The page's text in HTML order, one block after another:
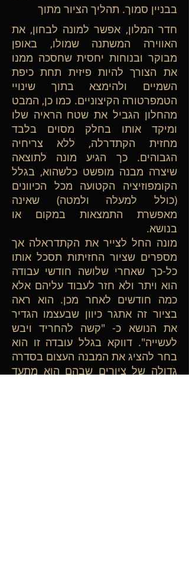
בבניין סמוך. תהליך הציור מתוך
חדר המלון, אפשר למונה לבחון, את
האווירה המשתנה שמולו, באופן
מבוקר ובנוחות יחסית שחסכה ממנו
את הצורך להיות פיזית תחת כיפת
השמיים ולהימצא בתוך שינויי
הטמפרטורה הקיצוניים. כמו כן, המבט
מהחלון הגביל את שטח הראיה שלו
ומיקד אותו בחלק מסוים בלבד
מחזית הקתדרלה, ללא צריחיה
הגבוהים. כך הגיע מונה לתוצאה
שיצרה מבנה מופשט כלשהוא, בגלל
הקומפוזיציה הקטועה מכל הכיוונים
(כולל למעלה ולמטה) שאינה
מאפשרת התמצאות במקום או
בנושא.
מונה החל לצייר את הקתדראלה אך
מספרים שציור החזיתות תסכל אותו
כל-כך שאחרי שלושה חודשי עבודה
הוא ויתר ולא חזר לעבוד עליהם אלא
כמה חודשים לאחר מכן. הוא ראה
בציור זה אתגר כיוון שבעצמו הגדיר
את הנושא כ- "קשה להחריד ויבש
לעשייה". דווקא בגלל עובדה זו הוא
בחר להציג את המבנה העצום בסדרה
גדולה של ציורים שבהם הוא מתעד